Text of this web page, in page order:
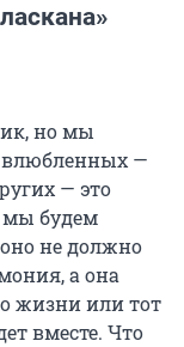
но мы
влюбленных —
— это
мы будем
не должно
а она
жизни или тот
вместе. Что